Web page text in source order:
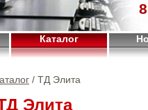
Каталог
/ ТД Элита
Элита